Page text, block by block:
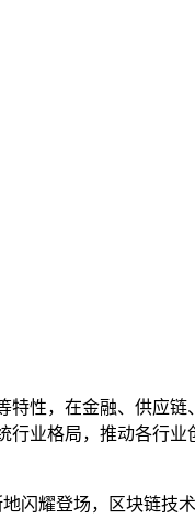
性，在金融、供应
业格局，推动各行
闪耀登场，区块链技